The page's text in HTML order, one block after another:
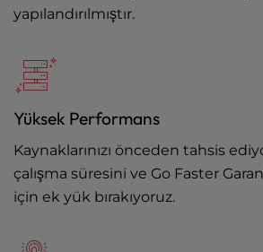
yapılandırılmıştır.
Yüksek Performans
Kaynaklarınızı önceden tahsis
çalışma süresini ve Go Faster
için ek yük bırakıyoruz.